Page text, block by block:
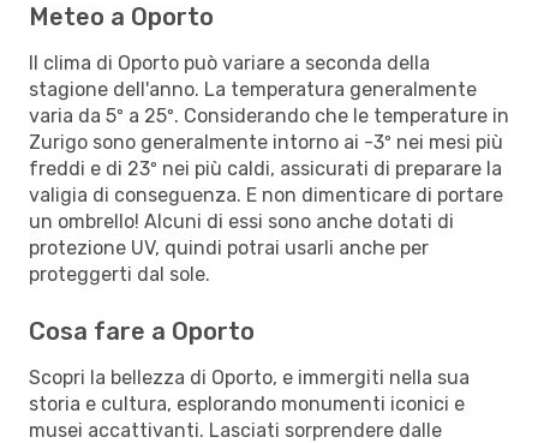
Meteo a Oporto
Il clima di Oporto può variare a seconda della
stagione dell'anno. La temperatura generalmente
varia da 5º a 25º. Considerando che le temperature in
Zurigo sono generalmente intorno ai -3º nei mesi più
freddi e di 23º nei più caldi, assicurati di preparare la
valigia di conseguenza. E non dimenticare di portare
un ombrello! Alcuni di essi sono anche dotati di
protezione UV, quindi potrai usarli anche per
proteggerti dal sole.
Cosa fare a Oporto
Scopri la bellezza di Oporto, e immergiti nella sua
storia e cultura, esplorando monumenti iconici e
musei accattivanti. Lasciati sorprendere dalle